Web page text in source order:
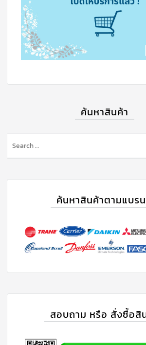
ค้นหาสินค้า
ค้นหาสินค้าตามแบร
สอบถาม หรือ สั่งซื้อสิ